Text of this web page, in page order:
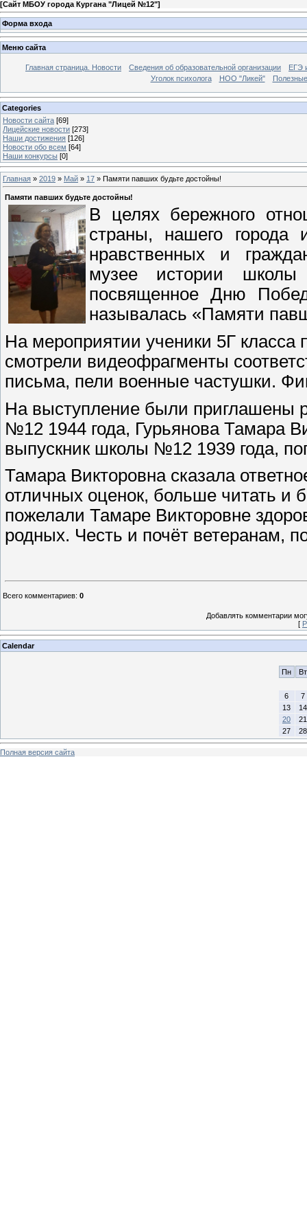
[Сайт МБОУ города Кургана "Лицей №12"]
Форма входа
Меню сайта
Главная страница. Новости Сведения об образовательной организации
ЕГЭ
Уголок психолога
НОО "Ликей"
Categories
Новости сайта [69]
Лицейские новости [273]
Наши достижения [126]
Новости обо всем [64]
Наши конкурсы [0]
Главная » 2019 » Май » 17 » Памяти павших будьте достойны!
Памяти павших будьте достойны!
В целях бережного
страны, нашего
нравственных и
музее истории
посвященное Дню
называлась «Памяти
На мероприятии ученики 5Г
смотрели видеофрагменты
письма, пели военные частушки.
На выступление были приглашены
№12 1944 года, Гурьянова Тамара
выпускник школы №12 1939 года,
Тамара Викторовна сказала
отличных оценок, больше читать и
пожелали Тамаре Викторовне
родных. Честь и почёт ветеранам,
Всего комментариев: 0
Добавлять комментарии
[
Calendar
Пн Вт
6
7
13
14
20
21
27
28
Полная версия сайта